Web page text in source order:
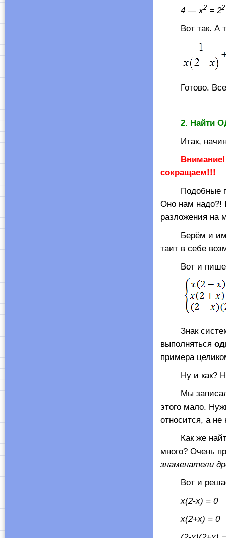
4 — x2= 22
Вот так. А
Готово. Все
2. Найти
Итак,
сокращаем!!!
Подобные
Оно нам
разложения на
Берём и
таит в себе
Вот и
Знак системы
выполняться
примера
Ну и как?
Мы записали
этого мало.
относится, а
Как же найти
много? Очень
знаменатели
Вот и решаем
x(2-x) = 0
x(2+x) = 0